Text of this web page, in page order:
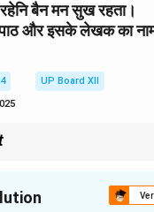
बैन मन सुख रहता।
और इसके लेखक का
UP Board XII